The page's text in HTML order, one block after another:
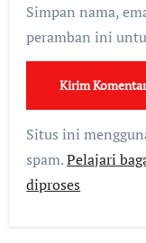
Simpan nama,
peramban ini
Situs ini
spam.Pelajari
diproses